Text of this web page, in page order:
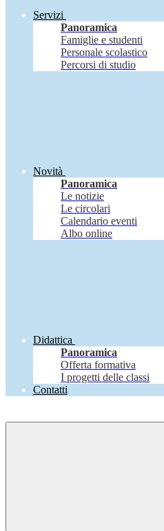
Servizi
Panoramica
Famiglie e studenti
Personale scolastico
Percorsi di studio
Novità
Panoramica
Le notizie
Le circolari
Calendario eventi
Albo online
Didattica
Panoramica
Offerta formativa
I progetti delle classi
Contatti